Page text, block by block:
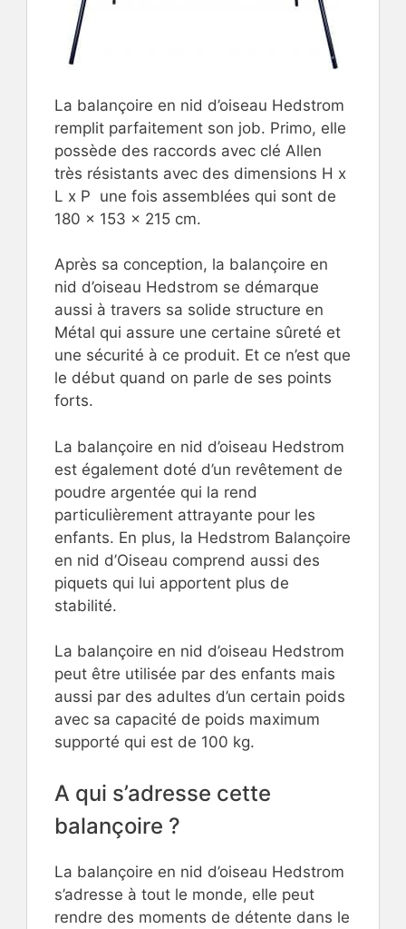
La balançoire en nid d’oiseau Hedstrom
remplit parfaitement son job. Primo, elle
possède des raccords avec clé Allen
très résistants avec des dimensions H x
L x P une fois assemblées qui sont de
180 x 153 x 215 cm.
Après sa conception, la balançoire en
nid d’oiseau Hedstrom se démarque
aussi à travers sa solide structure en
Métal qui assure une certaine sûreté et
une sécurité à ce produit. Et ce n’est que
le début quand on parle de ses points
forts.
La balançoire en nid d’oiseau Hedstrom
est également doté d’un revêtement de
poudre argentée qui la rend
particulièrement attrayante pour les
enfants. En plus, la Hedstrom Balançoire
en nid d’Oiseau comprend aussi des
piquets qui lui apportent plus de
stabilité.
La balançoire en nid d’oiseau Hedstrom
peut être utilisée par des enfants mais
aussi par des adultes d’un certain poids
avec sa capacité de poids maximum
supporté qui est de 100 kg.
A qui s’adresse cette
balançoire ?
La balançoire en nid d’oiseau Hedstrom
s’adresse à tout le monde, elle peut
rendre des moments de détente dans le